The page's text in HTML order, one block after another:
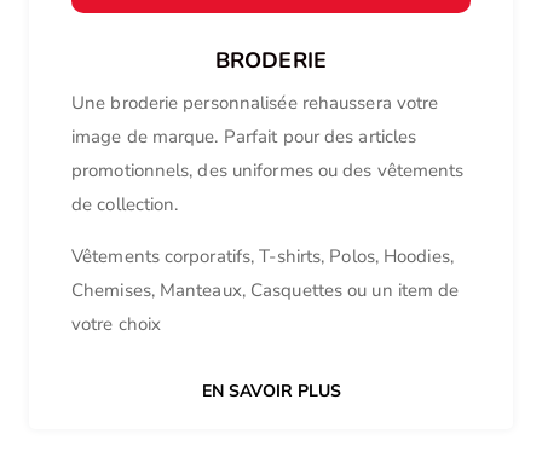
BRODERIE
Une broderie personnalisée rehaussera votre
image de marque. Parfait pour des articles
promotionnels, des uniformes ou des vêtements
de collection.
Vêtements corporatifs, T-shirts, Polos, Hoodies,
Chemises, Manteaux, Casquettes ou un item de
votre choix
EN SAVOIR PLUS